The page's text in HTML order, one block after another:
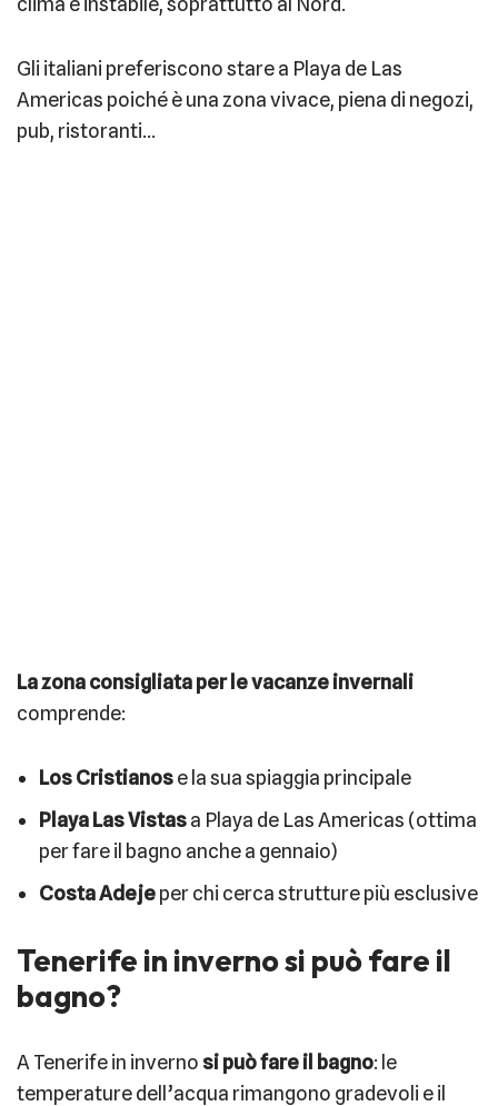
Gli italiani preferiscono stare a Playa de Las
Americas poiché è una zona vivace, piena di negozi,
pub, ristoranti…
La zona consigliata per le vacanze invernali
comprende:
Los Cristianose la sua spiaggia principale
Playa Las Vistasa Playa de Las Americas (ottima
per fare il bagno anche a gennaio)
Costa Adejeper chi cerca strutture più esclusive
Tenerife in inverno si può fare il
bagno?
A Tenerife in inverno si può fare il bagno: le
temperature dell’acqua rimangono gradevoli e il